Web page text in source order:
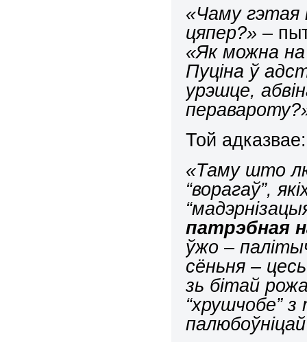
«Чаму гэтая
цяпер?» –
«Як можна на
Пуціна ў
урэшце,
Той адказвае:
«Таму што
“ворагаў”,
патрэбная
ўжо –
сёньня –
зь бітай
“хрушчобе”